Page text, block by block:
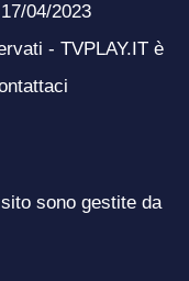
04/2023
- TVPLAY.IT è
sono gestite da